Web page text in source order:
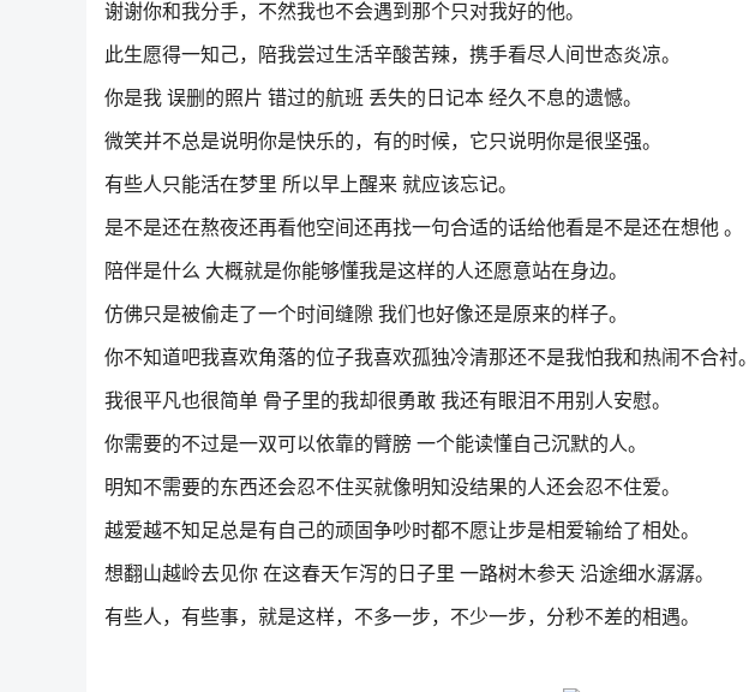
谢谢你和我分手，不然我也不会遇到那个只对我好的他。
此生愿得一知己，陪我尝过生活辛酸苦辣，携手看尽人间世态炎凉。
你是我 误删的照片 错过的航班 丢失的日记本 经久不息的遗憾。
微笑并不总是说明你是快乐的，有的时候，它只说明你是很坚强。
有些人只能活在梦里 所以早上醒来 就应该忘记。
是不是还在熬夜还再看他空间还再找一句合适的话给他看是不是还在想他 。
陪伴是什么 大概就是你能够懂我是这样的人还愿意站在身边。
仿佛只是被偷走了一个时间缝隙 我们也好像还是原来的样子。
你不知道吧我喜欢角落的位子我喜欢孤独冷清那还不是我怕我和热闹不合衬。
我很平凡也很简单 骨子里的我却很勇敢 我还有眼泪不用别人安慰。
你需要的不过是一双可以依靠的臂膀 一个能读懂自己沉默的人。
明知不需要的东西还会忍不住买就像明知没结果的人还会忍不住爱。
越爱越不知足总是有自己的顽固争吵时都不愿让步是相爱输给了相处。
想翻山越岭去见你 在这春天乍泻的日子里 一路树木参天 沿途细水潺潺。
有些人，有些事，就是这样，不多一步，不少一步，分秒不差的相遇。